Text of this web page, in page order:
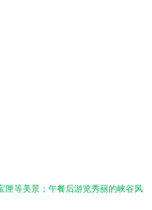
匣等美景；午餐后游览秀丽的峡谷风